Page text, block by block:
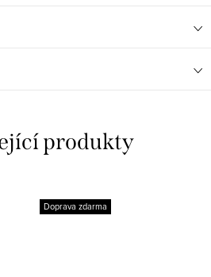
produkty
Doprava zdarma